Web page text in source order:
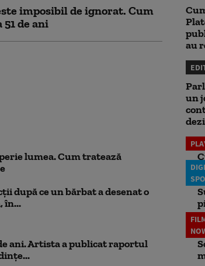
imposibil de ignorat. Cum
de ani
au
un
lumea. Cum tratează
după ce un bărbat a desenat o
în...
DIGI
ani. Artista a publicat raportul